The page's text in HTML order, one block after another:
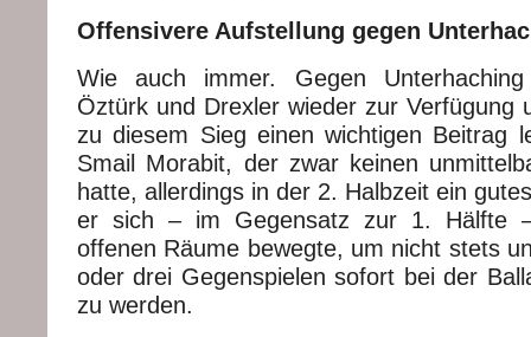
Offensivere Aufstellung gegen
Wie auch immer. Gegen
Öztürk und Drexler wieder zur Verfügung
zu diesem Sieg einen wichtigen Beitrag
Smail Morabit, der zwar keinen
hatte, allerdings in der 2. Halbzeit ein
er sich – im Gegensatz zur 1. Hälfte
offenen Räume bewegte, um nicht stets
oder drei Gegenspielen sofort bei der
zu werden.